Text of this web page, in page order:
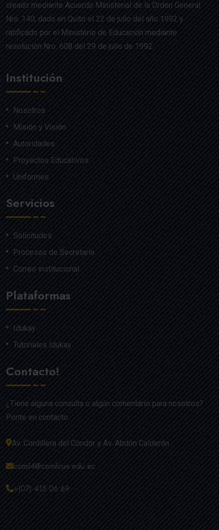
creado mediante Acuerdo Ministerial de la Orden General
Nro. 140, dado en Quito el 22 de julio del año 1992 y
ratificado por el Ministerio de Educación mediante
resolución Nro. 608 del 29 de julio de 1992.
Institución
Nosotros
Misión y Visión
Autoridades
Proyectos Educativos
Uniformes
Servicios
Solicitudes
Procesos de Secretaría
Correo institucional
Plataformas
Idukay
Tutoriales Idukay
Contacto!
¿Tiene alguna consulta o algún comentario para nosotros?
Ponte en contacto
Av. Cordillera del Cóndor y Av. Abdón Calderón
comil4@comilcue.edu.ec
+(07) 415 06 69